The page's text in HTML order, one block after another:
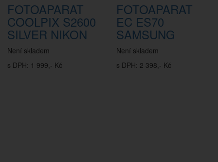
FOTOAPARAT
COOLPIX S2600
SILVER NIKON
Není skladem
s DPH: 1 999,- Kč
FOTOAPARAT
EC ES70
SAMSUNG
Není skladem
s DPH: 2 398,- Kč